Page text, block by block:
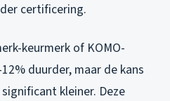
certificering.
keurmerk of KOMO-
duurder, maar de kans
kleiner. Deze